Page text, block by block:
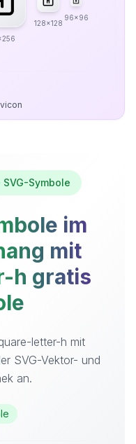
128x128
96x96
Symbole
im
mit
h gratis
letter-h mit
SVG-Vektor- und
an.